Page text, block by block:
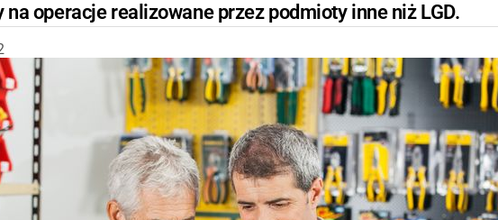
operacje realizowane przez podmioty inne niż LGD.